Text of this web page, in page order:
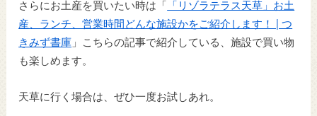
さらにお土産を買いたい時は「
「リゾラテラス天草」お土
産、ランチ、営業時間どんな施設かをご紹介します！ | つ
きみず書庫 」こちらの記事で紹介している、施設で買い物
も楽しめます。
天草に行く場合は、ぜひ一度お試しあれ。